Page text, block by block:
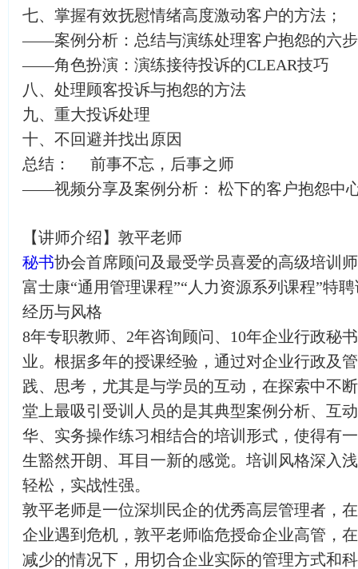
七、掌握有效抚慰情绪高度激动客户的方法；
——案例分析：总结与演练处理客户抱怨的六
——角色扮演：演练接待投诉的CLEAR技巧
八、处理顾客投诉与抱怨的方法
九、重大投诉处理
十、不回避并找出原因
总结： 前事不忘，后事之师
——视频分享及案例分析： 松下的客户抱怨中
【讲师介绍】敦平老师
秘书协会首席顾问及最受学员喜爱的高级培训师
富士康“通用管理课程”“人力资源系列课程”特
经历与风格
8年专职教师、2年咨询顾问、10年企业行政秘
业。根据多年的授课经验，通过对企业行政及
践、思考，尤其是与学员的互动，在探索中不
堂上最吸引受训人员的是其典型案例分析、互
华、实务操作练习相结合的培训形式，使得有
生豁然开朗、耳目一新的感觉。培训风格深入
轻松，实战性强。
敦平老师是一位深圳民企的优秀高层管理者，
企业遇到危机，敦平老师临危授命企业高管，
减少的情况下，用切合企业实际的管理方式和